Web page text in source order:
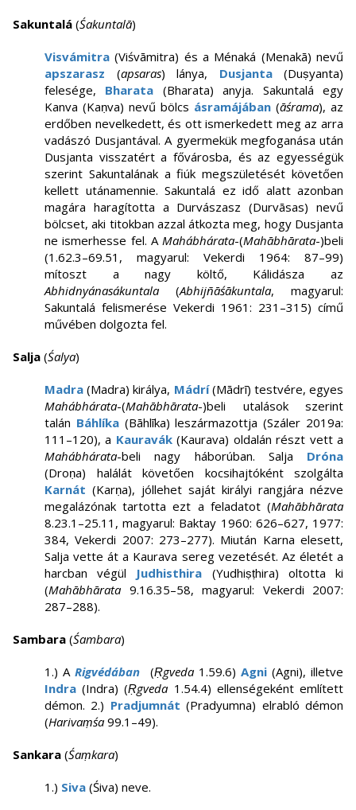
Sakuntalá (Śakuntalā)
Visvámitra (Viśvāmitra) és a Ménaká (Menakā) nevű
apszarasz (apsaras) lánya, Dusjanta(Duṣyanta)
felesége, Bharata (Bharata) anyja. Sakuntalá egy
Kanva (Kaṇva) nevű bölcs ásramájában (āśrama), az
erdőben nevelkedett, és ott ismerkedett meg az arra
vadászó Dusjantával. A gyermekük megfoganása után
Dusjanta visszatért a fővárosba, és az egyességük
szerint Sakuntalának a fiúk megszületését követően
kellett utánamennie. Sakuntalá ez idő alatt azonban
magára haragította a Durvászasz (Durvāsas) nevű
bölcset, aki titokban azzal átkozta meg, hogy Dusjanta
ne ismerhesse fel. A Mahábhárata-(Mahābhārata-)beli
(1.62.3–69.51, magyarul: Vekerdi 1964: 87–99)
mítoszt a nagy költő, Kálidásza az
Abhidnyánasákuntala (Abhijñāśākuntala, magyarul:
Sakuntalá felismerése Vekerdi 1961: 231–315) című
művében dolgozta fel.
Salja (Śalya)
Madra (Madra) királya, Mádrí(Mādrī) testvére, egyes
Mahábhárata-(Mahābhārata-)beli utalások szerint
talán Báhlíka(Bāhlīka) leszármazottja (Száler 2019a:
111–120), a Kauravák(Kaurava) oldalán részt vett a
Mahábhárata-beli nagy háborúban. Salja Dróna
(Droṇa) halálát követően kocsihajtóként szolgálta
Karnát (Karṇa), jóllehet saját királyi rangjára nézve
megalázónak tartotta ezt a feladatot (Mahābhārata
8.23.1–25.11, magyarul: Baktay 1960: 626–627, 1977:
384, Vekerdi 2007: 273–277). Miután Karna elesett,
Salja vette át a Kaurava sereg vezetését. Az életét a
harcban végül Judhisthira (Yudhiṣṭhira) oltotta ki
(Mahābhārata 9.16.35–58, magyarul: Vekerdi 2007:
287–288).
Sambara (Śambara)
1.) ARigvédában (Ṛgveda1.59.6) Agni(Agni), illetve
Indra (Indra) (Ṛgveda 1.54.4) ellenségeként említett
démon. 2.) Pradjumnát (Pradyumna) elrabló démon
(Harivaṃśa 99.1–49).
Sankara (Śaṃkara)
1.) Siva (Śiva) neve.